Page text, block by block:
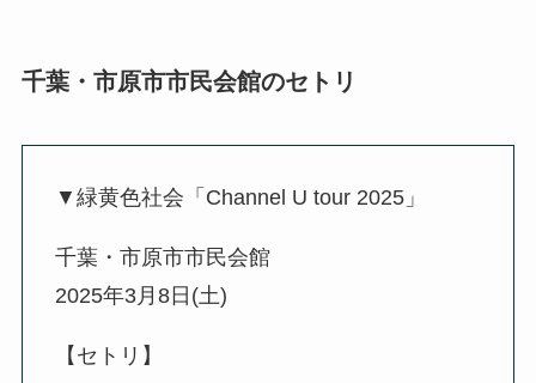
千葉・市原市市民会館のセトリ
▼緑黄色社会「Channel U tour 2025」
千葉・市原市市民会館
2025年3月8日(土)
【セトリ】